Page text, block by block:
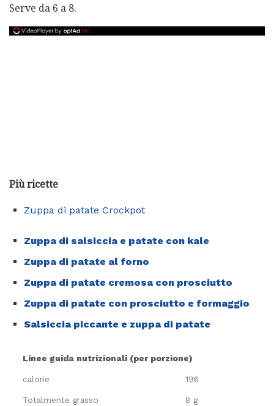
Serve da 6 a 8.
Più ricette
Zuppa di patate Crockpot
Zuppa di salsiccia e patate con kale
Zuppa di patate al forno
Zuppa di patate cremosa con prosciutto
Zuppa di patate con prosciutto e formaggio
Salsiccia piccante e zuppa di patate
Linee guida nutrizionali (per porzione)
calorie 196
Totalmente grasso 8 g